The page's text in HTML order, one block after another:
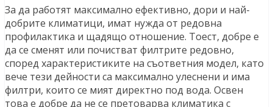
За да работят максимално ефективно, дори и най-
добрите климатици, имат нужда от редовна
профилактика и щадящо отношение. Тоест, добре е
да се сменят или почистват филтрите редовно,
според характеристиките на съответния модел, като
вече тези дейности са максимално улеснени и има
филтри, които се мият директно под вода. Освен
това е добре да не се претоварва климатика с